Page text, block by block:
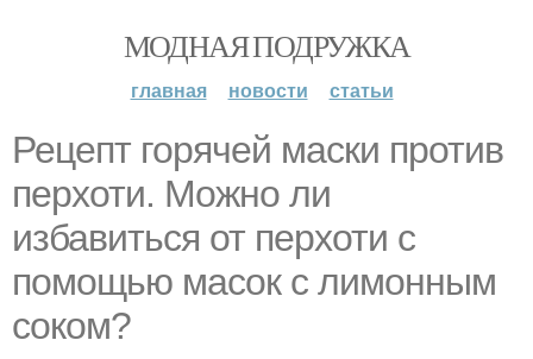
МОДНАЯ ПОДРУЖКА
главная новости статьи
Рецепт горячей маски против
перхоти. Можно ли
избавиться от перхоти с
помощью масок с лимонным
соком?